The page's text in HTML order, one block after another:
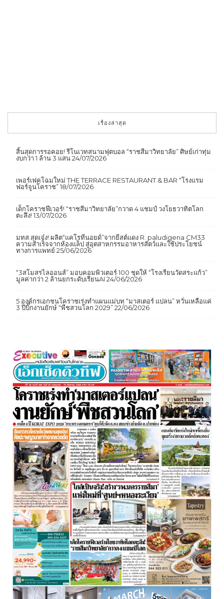
เรื่องล่าสุด
สิ้นสุดการรอคอย! รีโนเวทสนามฟุตบอล “ราชสีมาวิทยาลัย” ศิษย์เก่าทุ่ม
เพอร์เฟคโฉมใหม่ THE TERRACE RESTAURANT & BAR “โรงแรม
เด็กโคราชฟีเวอร์! “ราชสีมาวิทยาลัย”กวาด 4 แชมป์ วงโยธวาทิตโลก
มทส.สุดเจ๋ง! ผลิต“แคโรทีนอยด์”จากยีสต์แดง R. paludigena CM33
ความสำเร็จจากห้องแล็ป สู่อุตสาหกรรมอาหารสัตว์และใช้ประโยชน์
“3สโมสรไลออนส์” มอบคอมพิวเตอร์ 100 ชุดให้ “โรงเรียนวัดสระแก้ว”
5 องค์กรเอกชนโคราชเร่งทำแผนแม่บท “มาสเตอร์ แปลน” หวั่นเหลือแค่